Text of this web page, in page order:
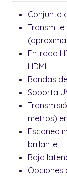
Conjunto
Transmite
Entrada
HDMI.
Bandas
Soporta
metros)
Escaneo
brillante.
Baja
Opciones